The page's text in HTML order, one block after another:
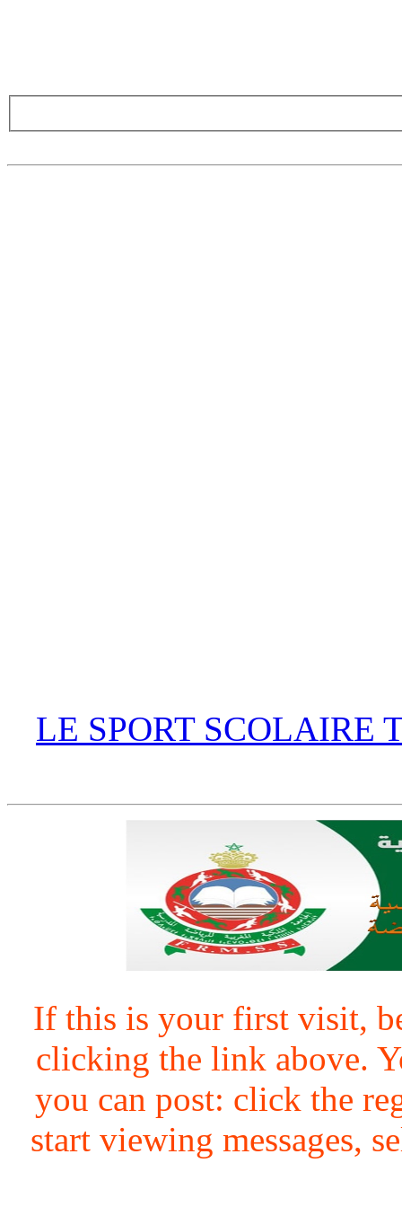
LE SPORT SCOLAIRE
If this is your first visit,
clicking the link above.
you can post: click the
start viewing messages,